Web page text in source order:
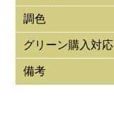
調色
グリーン購入対応
備考